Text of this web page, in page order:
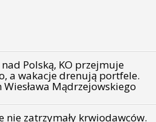
Polską, KO przejmuje
a wakacje drenują portfele.
Wiesława Mądrzejowskiego
nie zatrzymały krwiodawców.